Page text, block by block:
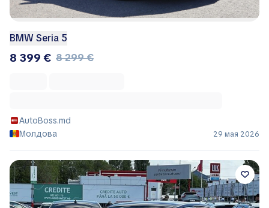
BMW Seria 5
8 399 € 8 299 €
AutoBoss.md
Молдова
29 мая 2026